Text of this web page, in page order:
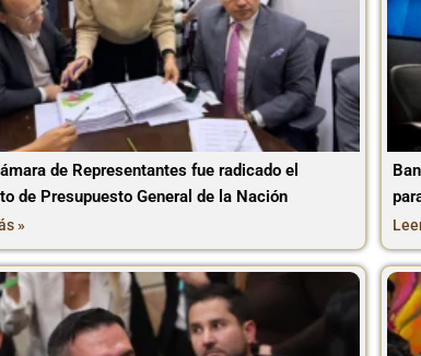
de Representantes fue radicado el
de Presupuesto General de la Nación
»